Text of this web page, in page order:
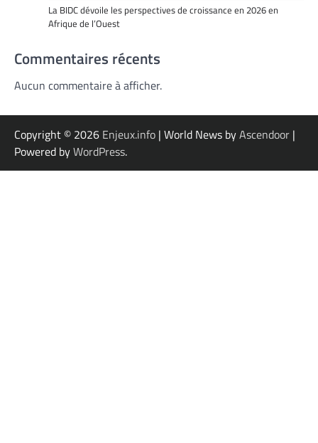
La BIDC dévoile les perspectives de croissance en 2026 en
Afrique de l’Ouest
Commentaires récents
Aucun commentaire à afficher.
Copyright © 2026 Enjeux.info | World News byAscendoor |
Powered byWordPress.